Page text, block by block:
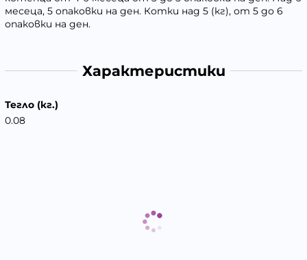
месеца, 5 опаковки на ден. Котки над 5 (кг), от 5 до 6
опаковки на ден.
Характеристики
Тегло (кг.)
0.08